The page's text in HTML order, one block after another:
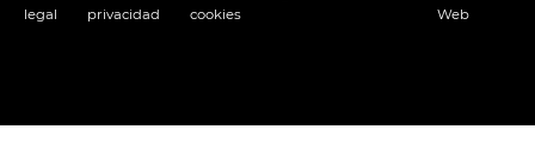
legal
privacidad
cookies
Web